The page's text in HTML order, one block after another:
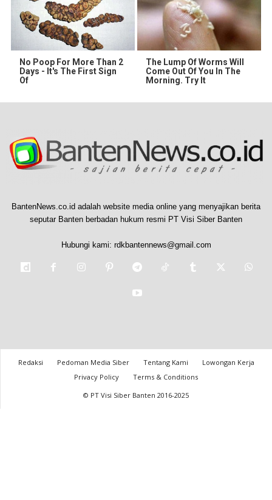
No Poop For More Than 2
Days - It's The First Sign
Of
The Lump Of Worms Will
Come Out Of You In The
Morning. Try It
BantenNews.co.id adalah website media online yang menyajikan berita
seputar Banten berbadan hukum resmi PT Visi Siber Banten
Hubungi kami: rdkbantennews@gmail.com
Redaksi Pedoman Media Siber Tentang Kami
Lowongan Kerja
Privacy Policy
Terms & Conditions
© PT Visi Siber Banten 2016-2025